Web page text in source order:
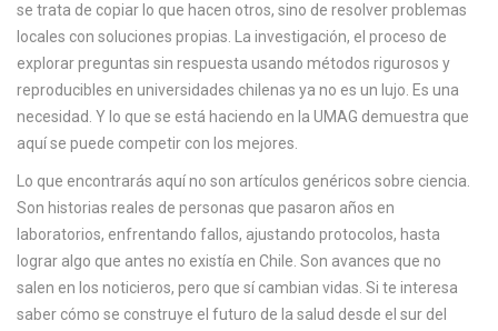
se trata de copiar lo que hacen otros, sino de resolver problemas
locales con soluciones propias. La investigación, el proceso de
explorar preguntas sin respuesta usando métodos rigurosos y
reproducibles en universidades chilenas ya no es un lujo. Es una
necesidad. Y lo que se está haciendo en la UMAG demuestra que
aquí se puede competir con los mejores.
Lo que encontrarás aquí no son artículos genéricos sobre ciencia.
Son historias reales de personas que pasaron años en
laboratorios, enfrentando fallos, ajustando protocolos, hasta
lograr algo que antes no existía en Chile. Son avances que no
salen en los noticieros, pero que sí cambian vidas. Si te interesa
saber cómo se construye el futuro de la salud desde el sur del